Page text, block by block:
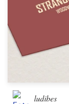
ludibes